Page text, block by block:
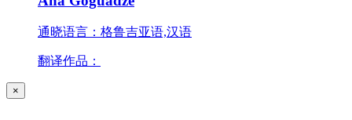
通晓语言：格鲁吉亚语,汉语
翻译作品：
×